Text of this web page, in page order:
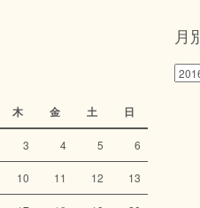
木 金 土 日
3 4 5 6
10 11 12 13
月
月